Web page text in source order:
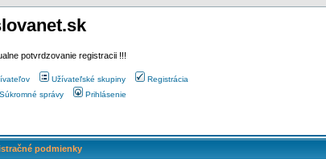
potvrdzovanie registracii !!!
Užívateľské skupiny
Registrácia
Súkromné správy Prihlásenie
podmienky